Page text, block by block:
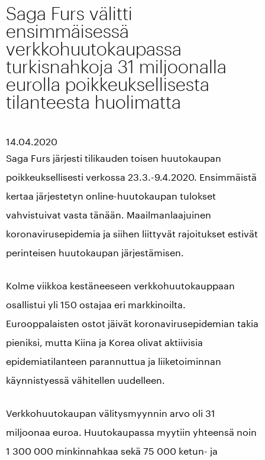
Saga Furs välitti
ensimmäisessä
verkkohuutokaupassa
turkisnahkoja 31 miljoonalla
eurolla poikkeuksellisesta
tilanteesta huolimatta
14.04.2020
Saga Furs järjesti tilikauden toisen huutokaupan
poikkeuksellisesti verkossa 23.3.-9.4.2020. Ensimmäistä
kertaa järjestetyn online-huutokaupan tulokset
vahvistuivat vasta tänään. Maailmanlaajuinen
koronavirusepidemia ja siihen liittyvät rajoitukset estivät
perinteisen huutokaupan järjestämisen.
Kolme viikkoa kestäneeseen verkkohuutokauppaan
osallistui yli 150 ostajaa eri markkinoilta.
Eurooppalaisten ostot jäivät koronavirusepidemian takia
pieniksi, mutta Kiina ja Korea olivat aktiivisia
epidemiatilanteen parannuttua ja liiketoiminnan
käynnistyessä vähitellen uudelleen.
Verkkohuutokaupan välitysmyynnin arvo oli 31
miljoonaa euroa. Huutokaupassa myytiin yhteensä noin
1 300 000 minkinnahkaa sekä 75 000 ketun- ja